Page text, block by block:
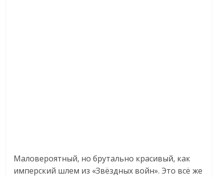
Маловероятный, но брутально красивый, как
имперский шлем из «Звёздных войн». Это всё же